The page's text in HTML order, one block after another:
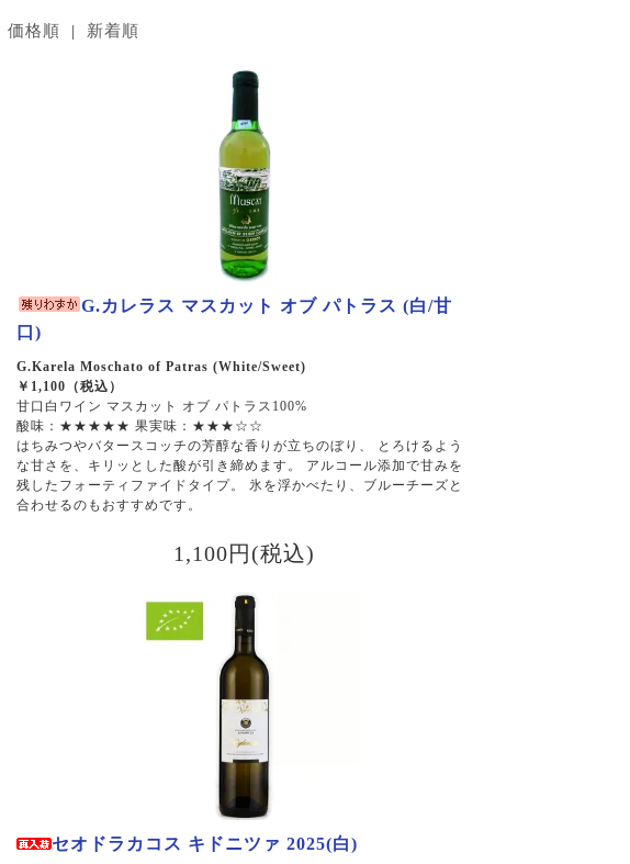
価格順 | 新着順
G.カレラス マスカット オブ パトラス (白/甘
口)
G.Karela Moschato of Patras (White/Sweet)
￥1,100（税込）
甘口白ワイン マスカット オブ パトラス100%
酸味：★★★★★ 果実味：★★★☆☆
はちみつやバタースコッチの芳醇な香りが立ちのぼり、 とろけるよう
な甘さを、キリッとした酸が引き締めます。 アルコール添加で甘みを
残したフォーティファイドタイプ。 氷を浮かべたり、ブルーチーズと
合わせるのもおすすめです。
1,100円(税込)
セオドラカコス キドニツァ 2025(白)